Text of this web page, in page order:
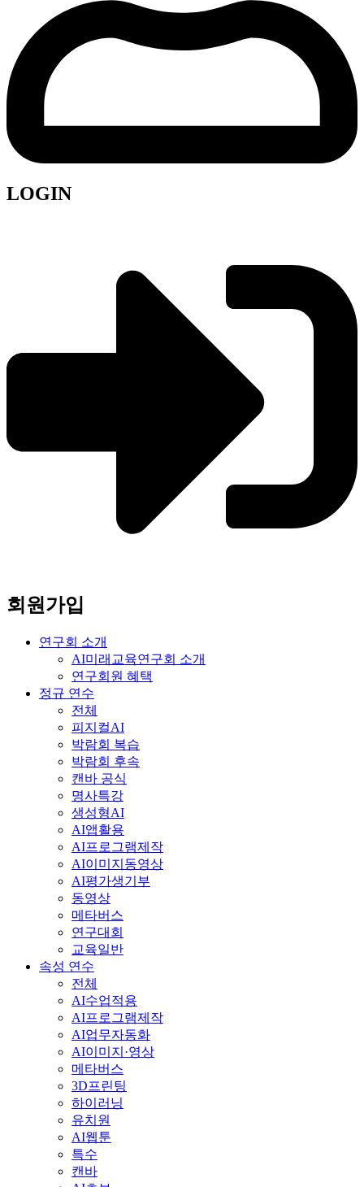
LOGIN
회원가입
연구회 소개
AI미래교육연구회 소개
연구회원 혜택
정규 연수
전체
피지컬AI
박람회 복습
박람회 후속
캔바 공식
명사특강
생성형AI
AI앱활용
AI프로그램제작
AI이미지동영상
AI평가생기부
동영상
메타버스
연구대회
교육일반
속성 연수
전체
AI수업적용
AI프로그램제작
AI업무자동화
AI이미지·영상
메타버스
3D프린팅
하이러닝
유치원
AI웹툰
특수
캔바